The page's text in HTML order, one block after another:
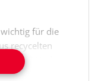
für die
recycelten
Und wer
des Mittelmeers?